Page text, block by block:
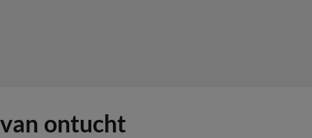
ontucht